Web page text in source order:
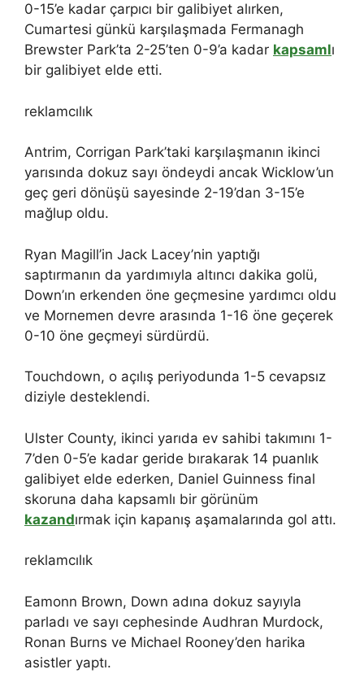
0-15’e kadar çarpıcı bir galibiyet alırken,
Cumartesi günkü karşılaşmada Fermanagh
Brewster Park’ta 2-25’ten 0-9’a kadar kapsamlı
bir galibiyet elde etti.
reklamcılık
Antrim, Corrigan Park’taki karşılaşmanın ikinci
yarısında dokuz sayı öndeydi ancak Wicklow’un
geç geri dönüşü sayesinde 2-19’dan 3-15’e
mağlup oldu.
Ryan Magill’in Jack Lacey’nin yaptığı
saptırmanın da yardımıyla altıncı dakika golü,
Down’ın erkenden öne geçmesine yardımcı oldu
ve Mornemen devre arasında 1-16 öne geçerek
0-10 öne geçmeyi sürdürdü.
Touchdown, o açılış periyodunda 1-5 cevapsız
diziyle desteklendi.
Ulster County, ikinci yarıda ev sahibi takımını 1-
7’den 0-5’e kadar geride bırakarak 14 puanlık
galibiyet elde ederken, Daniel Guinness final
skoruna daha kapsamlı bir görünüm
kazandırmak için kapanış aşamalarında gol attı.
reklamcılık
Eamonn Brown, Down adına dokuz sayıyla
parladı ve sayı cephesinde Audhran Murdock,
Ronan Burns ve Michael Rooney’den harika
asistler yaptı.